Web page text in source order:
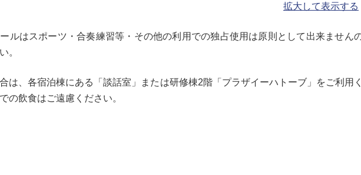
拡大して表示する
ルはスポーツ・合奏練習等・その他の利用での独占使用は原則として出来ません
。
は、各宿泊棟にある「談話室」または研修棟2階「プラザイーハトーブ」をご利用
の飲食はご遠慮ください。